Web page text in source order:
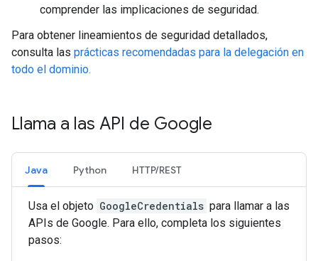
comprender las implicaciones de seguridad.
Para obtener lineamientos de seguridad detallados,
consulta las prácticas recomendadas para la delegación en
todo el dominio.
Llama a las API de Google
Java Python HTTP/REST
Usa el objeto GoogleCredentials para llamar a las
APIs de Google. Para ello, completa los siguientes
pasos: